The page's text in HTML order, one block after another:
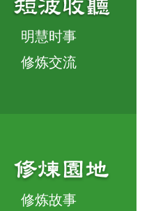
明慧时事
修炼交流
修炼故事